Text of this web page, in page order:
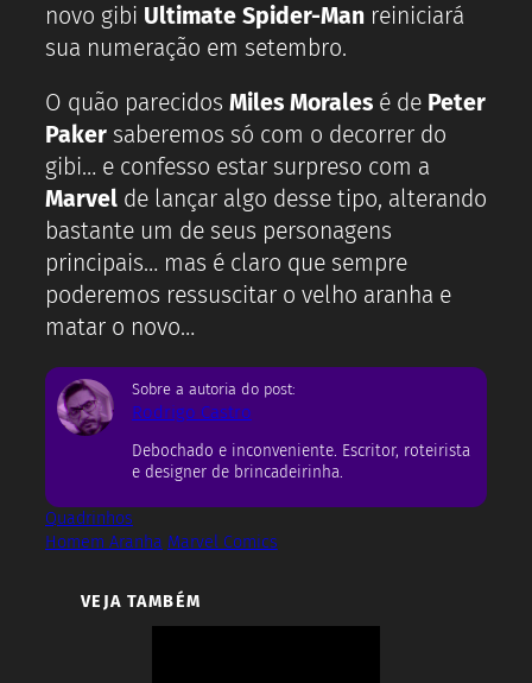
novo gibi Ultimate Spider-Manreiniciará
sua numeração em setembro.
O quão parecidos Miles Moralesé de Peter
Pakersaberemos só com o decorrer do
gibi… e confesso estar surpreso com a
Marvelde lançar algo desse tipo, alterando
bastante um de seus personagens
principais… mas é claro que sempre
poderemos ressuscitar o velho aranha e
matar o novo…
Sobre a autoria do post:
Rodrigo Castro
Debochado e inconveniente. Escritor, roteirista
e designer de brincadeirinha.
Quadrinhos
Homem Aranha Marvel Comics
VEJA TAMBÉM